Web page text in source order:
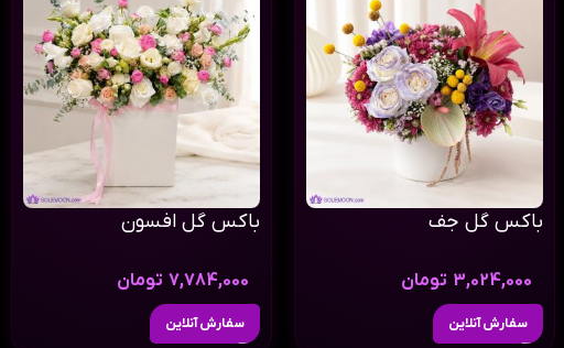
باکس گل جف
3,024,000 تومان
سفارش آنلاین
باکس گل افسون
7,784,000 تومان
سفارش آنلاین